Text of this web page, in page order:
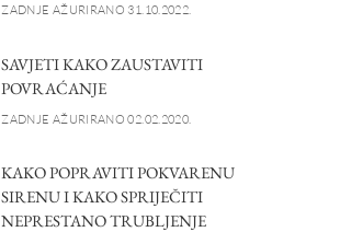
ZADNJE AŽURIRANO 31.10.2022.
SAVJETI KAKO ZAUSTAVITI
POVRAĆANJE
ZADNJE AŽURIRANO 02.02.2020.
KAKO POPRAVITI POKVARENU
SIRENU I KAKO SPRIJEČITI
NEPRESTANO TRUBLJENJE